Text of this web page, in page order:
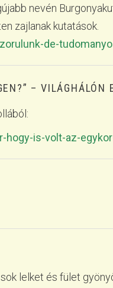
nevén
zajlanak kutatások.
de-
– VILÁGHÁLÓN
is-volt-az-
lelket és fület